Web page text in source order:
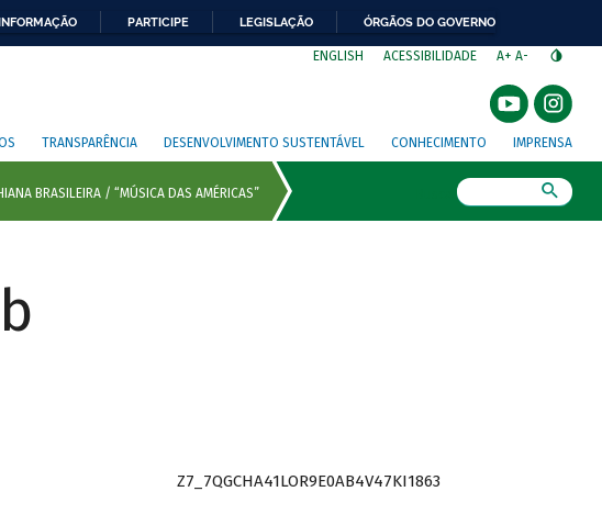
PARTICIPE LEGISLAÇÃO ÓRGÃOS DO GOVERNO
ENGLISH ACESSIBILIDADE A+ A-
TRANSPARÊNCIA DESENVOLVIMENTO SUSTENTÁVEL CONHECIMENTO IMPRENSA
Z7_7QGCHA41LOR9E0AB4V47KI1863